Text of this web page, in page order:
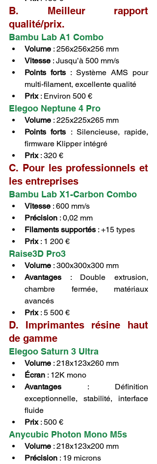
B. Meilleur rapport
qualité/prix.
Bambu Lab A1 Combo
Volume : 256x256x256 mm
Vitesse : Jusqu’à 500 mm/s
Points forts : Système AMS pour
multi-filament, excellente qualité
Prix : Environ 500 €
Elegoo Neptune 4 Pro
Volume : 225x225x265 mm
Points forts : Silencieuse, rapide,
firmware Klipper intégré
Prix : 320 €
C. Pour les professionnels et
les entreprises
Bambu Lab X1-Carbon Combo
Vitesse : 600 mm/s
Précision : 0,02 mm
Filaments supportés : +15 types
Prix : 1 200 €
Raise3D Pro3
Volume : 300x300x300 mm
Avantages : Double extrusion,
chambre fermée, matériaux
avancés
Prix : 5 500 €
D. Imprimantes résine haut
de gamme
Elegoo Saturn 3 Ultra
Volume : 218x123x260 mm
Écran : 12K mono
Avantages : Définition
exceptionnelle, stabilité, interface
fluide
Prix : 500 €
Anycubic Photon Mono M5s
Volume : 218x123x200 mm
Précision : 19 microns